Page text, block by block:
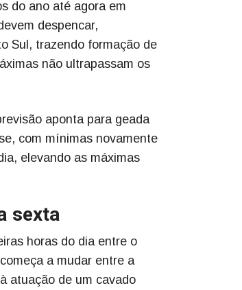
do ano até agora em
despencar,
Sul, trazendo formação de
não ultrapassam os
aponta para geada
com mínimas novamente
elevando as máximas
sexta
horas do dia entre o
a mudar entre a
atuação de um cavado